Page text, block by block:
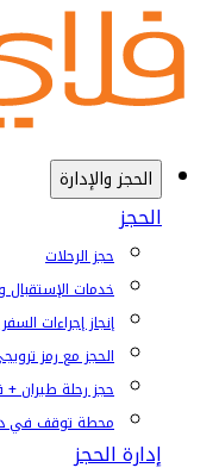
الحجز والإدارة
الحجز
حجز الرحلات
خدمات الإستقبال
إنجاز إجراءات
الحجز مع رمز
حجز رحلة طيران
محطة توقف في
إدارة الحجز